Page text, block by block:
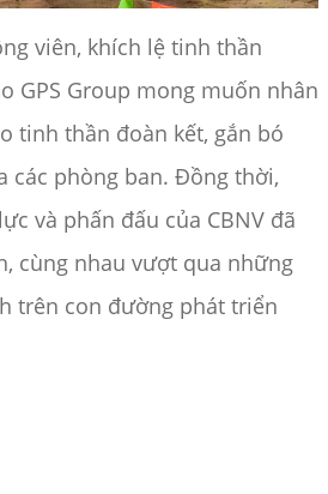
viên, khích lệ tinh thần
GPS Group mong muốn nhân
tinh thần đoàn kết, gắn bó
các phòng ban. Đồng thời,
và phấn đấu của CBNV đã
cùng nhau vượt qua những
trên con đường phát triển